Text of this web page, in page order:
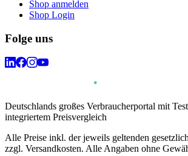
Shop anmelden
Shop Login
Folge uns
Deutschlands großes Verbraucherportal mit
integriertem Preisvergleich
Alle Preise inkl. der jeweils geltenden
zzgl. Versandkosten. Alle Angaben ohne